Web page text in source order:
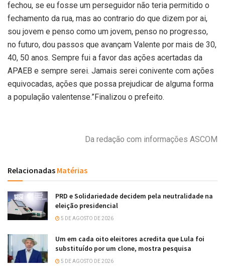
fechou, se eu fosse um perseguidor não teria permitido o
fechamento da rua, mas ao contrario do que dizem por ai,
sou jovem e penso como um jovem, penso no progresso,
no futuro, dou passos que avançam Valente por mais de 30,
40, 50 anos. Sempre fui a favor das ações acertadas da
APAEB e sempre serei. Jamais serei conivente com ações
equivocadas, ações que possa prejudicar de alguma forma
a população valentense.”Finalizou o prefeito.
Da redação com informações ASCOM
Relacionadas Matérias
PRD e Solidariedade decidem pela neutralidade na
eleição presidencial
5 DE AGOSTO DE 2026
Um em cada oito eleitores acredita que Lula foi
substituído por um clone, mostra pesquisa
5 DE AGOSTO DE 2026